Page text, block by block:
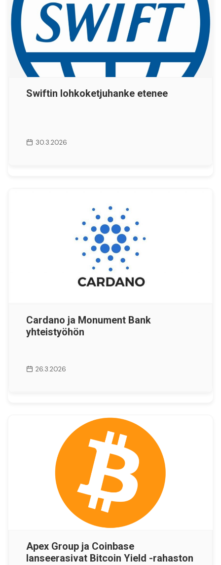
Swiftin lohkoketjuhanke etenee
30.3.2026
Cardano ja Monument Bank
yhteistyöhön
26.3.2026
Apex Group ja Coinbase
lanseerasivat Bitcoin Yield -rahaston